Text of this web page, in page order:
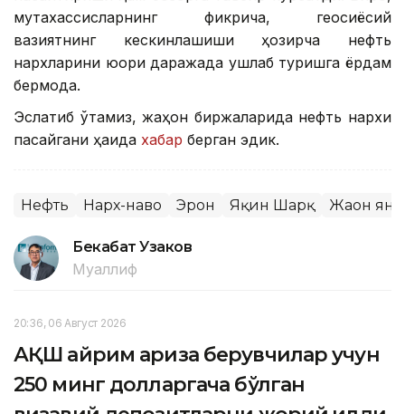
мутахассисларнинг фикрича, геосиёсий
вазиятнинг кескинлашиши ҳозирча нефть
нархларини юқори даражада ушлаб туришга ёрдам
бермоқда.
Эслатиб ўтамиз, жаҳон биржаларида нефть нархи
пасайгани ҳақида хабар берган эдик.
Нефть Нарх-наво Эрон Яқин Шарқ Жаҳон
Бекабат Узаков
Муаллиф
20:36, 06 Август 2026
АҚШ айрим ариза берувчилар учун
250 минг долларгача бўлган